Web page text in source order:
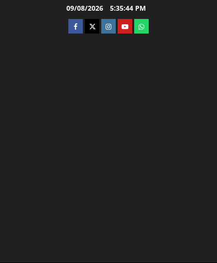
09/08/2026 5:35:45 PM
facebooktwitterinstagram.com
youtubewhatsapp